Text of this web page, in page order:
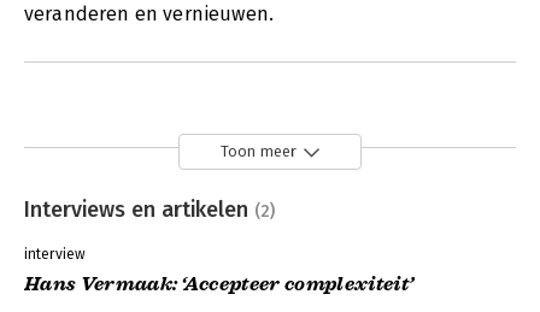
veranderen en vernieuwen.
Toon meer
Interviews en artikelen (2)
interview
Hans Vermaak: ‘Accepteer complexiteit’